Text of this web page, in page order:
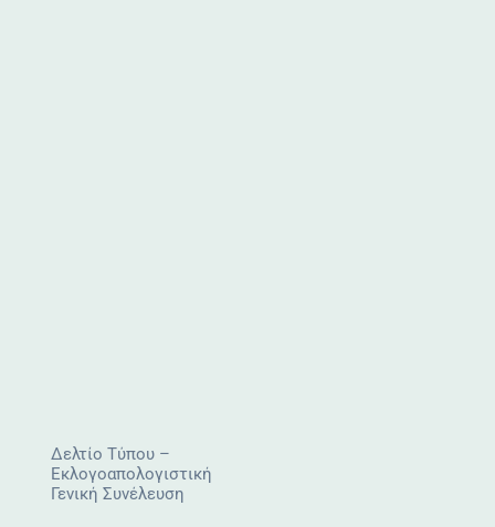
Δελτίο Τύπου –
Eκλογοαπολογιστική
Γενική Συνέλευση